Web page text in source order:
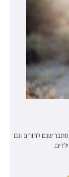
שגם להורים וגם